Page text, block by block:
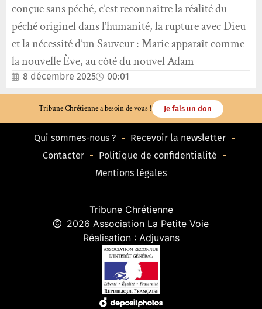
conçue sans péché, c’est reconnaître la réalité du
péché originel dans l’humanité, la rupture avec Dieu
et la nécessité d’un Sauveur : Marie apparaît comme
la nouvelle Ève, au côté du nouvel Adam
8 décembre 2025 00:01
Tribune Chrétienne a besoin de vous ! Je fais un don
Qui sommes-nous ?
Recevoir la newsletter
Contacter
Politique de confidentialité
Mentions légales
Tribune Chrétienne
2026 Association La Petite Voie
Réalisation : Adjuvans